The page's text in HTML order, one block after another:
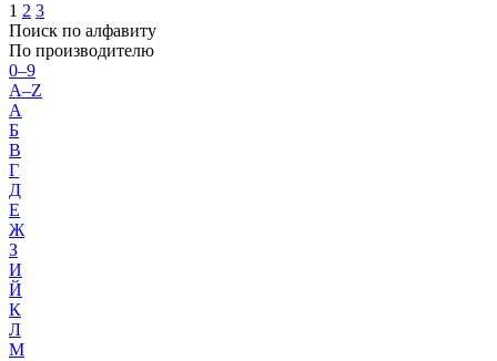
1 2 3
Поиск по алфавиту
По производителю
0–9
A–Z
А
Б
В
Г
Д
Е
Ж
З
И
Й
К
Л
М